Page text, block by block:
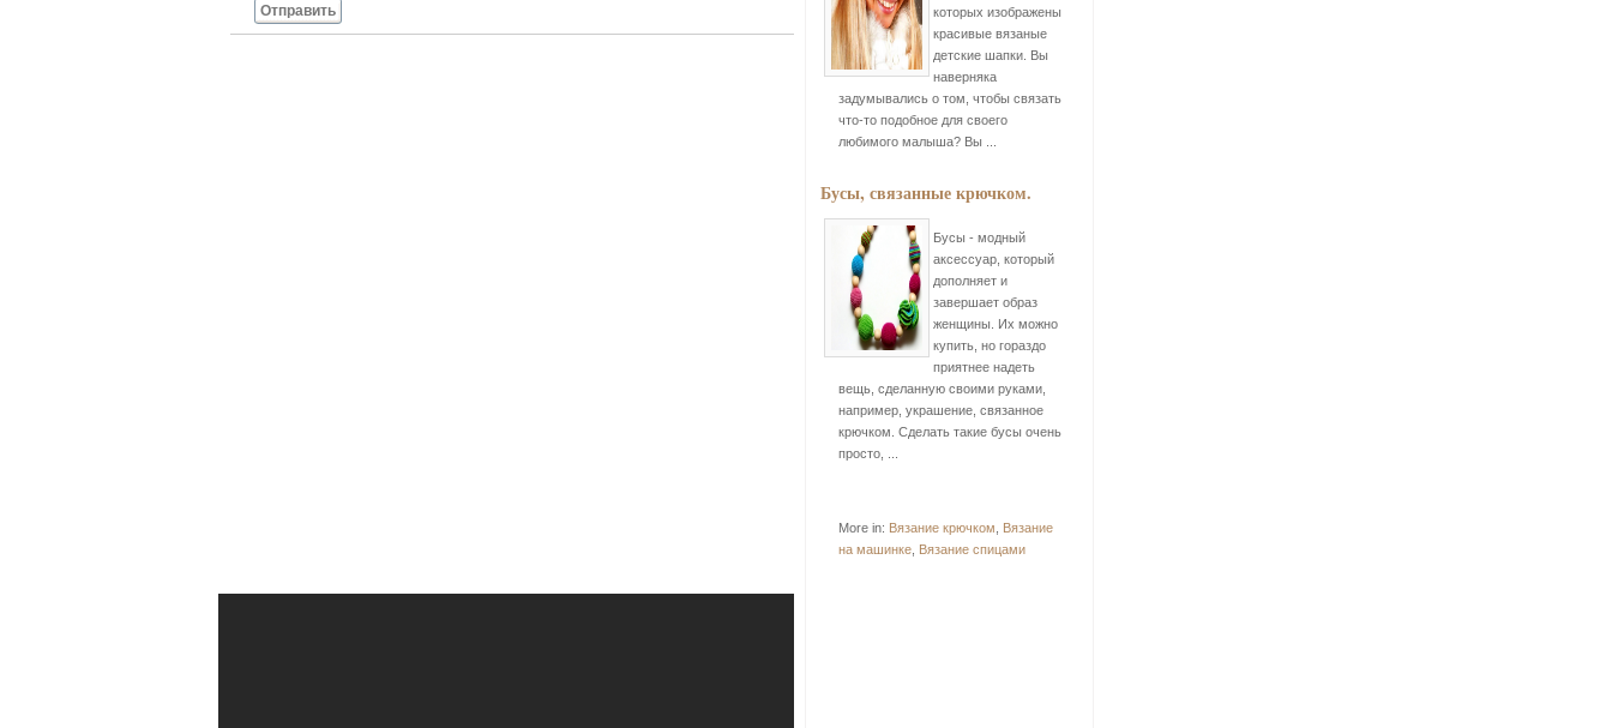
Отправить
которых изображены
красивые вязаные
детские шапки. Вы
наверняка
задумывались о том, чтобы связать
что-то подобное для своего
любимого малыша? Вы ...
Бусы, связанные крючком.
Бусы - модный
аксессуар, который
дополняет и
завершает образ
женщины. Их можно
купить, но гораздо
приятнее надеть
вещь, сделанную своими руками,
например, украшение, связанное
крючком. Сделать такие бусы очень
просто, ...
More in: Вязание крючком
Вязание
на машинке Вязание спицами